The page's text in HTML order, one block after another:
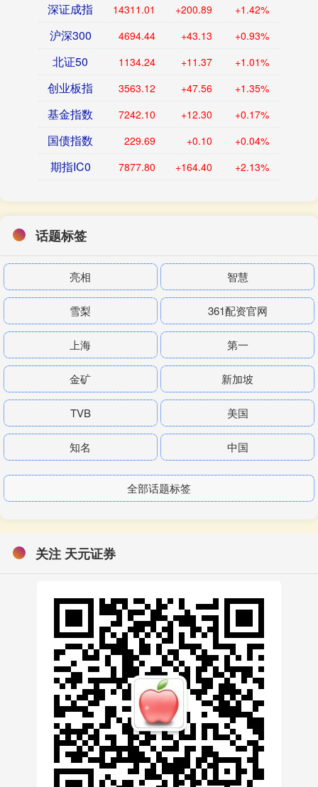
深证成指 14311.01 +200.89 +1.42%
沪深300 4694.44 +43.13 +0.93%
北证50 1134.24 +11.37 +1.01%
创业板指 3563.12 +47.56 +1.35%
基金指数 7242.10 +12.30 +0.17%
国债指数 229.69 +0.10 +0.04%
期指IC0 7877.80 +164.40 +2.13%
话题标签
亮相 智慧
雪梨 361配资官网
上海 第一
金矿 新加坡
TVB 美国
知名 中国
全部话题标签
关注 天元证券